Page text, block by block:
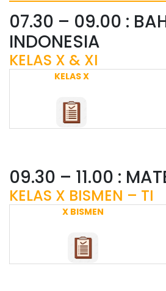
07.30 – 09.00 :
INDONESIA
KELAS X & XI
KELAS X
09.30 – 11.00 :
KELAS X BISMEN – TI
X BISMEN